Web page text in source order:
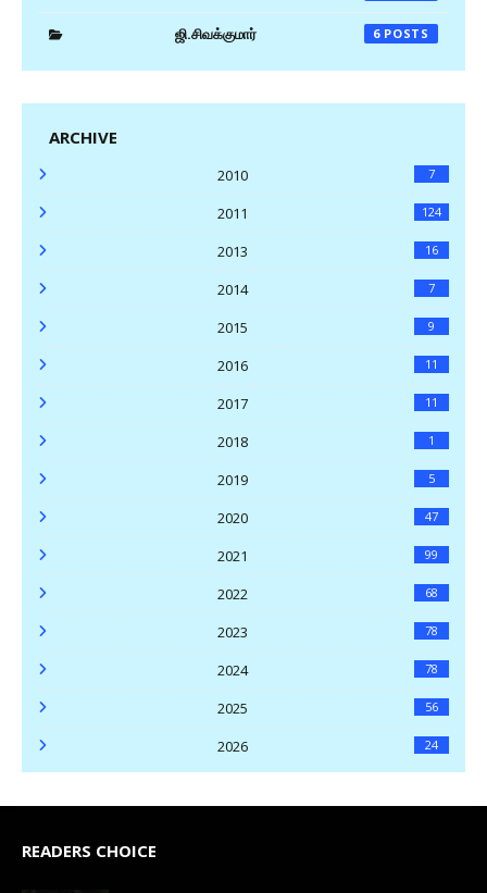
ஜி.சிவக்குமார் 6
ARCHIVE
2010 7
2011 124
2013 16
2014 7
2015 9
2016 11
2017 11
2018 1
2019 5
2020 47
2021 99
2022 68
2023 78
2024 78
2025 56
2026 24
READERS CHOICE